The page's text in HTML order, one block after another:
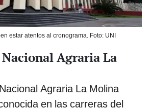
estar atentos al cronograma. Foto: UNI
Agraria La
Agraria La Molina
en las carreras del